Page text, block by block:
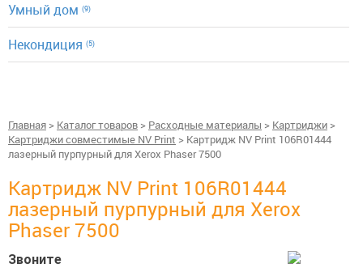
Умный дом (9)
Некондиция (5)
Главная > Каталог товаров > Расходные материалы > Картриджи >
Картриджи совместимые NV Print > Картридж NV Print 106R01444
лазерный пурпурный для Xerox Phaser 7500
Картридж NV Print 106R01444
лазерный пурпурный для Xerox
Phaser 7500
Звоните